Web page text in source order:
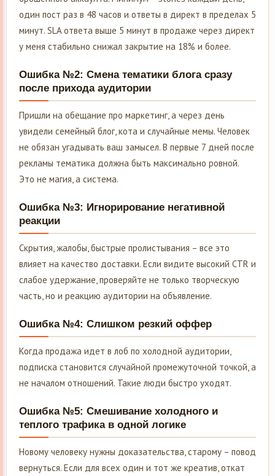
один пост раз в 48 часов и ответы в директ в пределах 5
минут. SLA ответа выше 5 минут в продаже через директ
у меня стабильно снижал закрытие на 18% и более.
Ошибка №2: Смена тематики блога сразу
после прихода аудитории
Пришли на обещание про маркетинг, а через день
увидели семейный блог, кота и случайные мемы. Человек
не обязан угадывать ваш замысел. В первые 7 дней после
рекламы тематика должна быть максимально ровной.
Это не магия, а система.
Ошибка №3: Игнорирование негативной
реакции
Скрытия, жалобы, быстрые пролистывания – все это
влияет на качество доставки. Если видите высокий CTR и
слабое удержание, проверяйте не только творческую
часть, но и реакцию аудитории на объявление.
Ошибка №4: Слишком резкий оффер
Когда продажа идет в лоб по холодной аудитории,
подписка становится случайной промежуточной точкой, а
не началом отношений. Такие люди быстро уходят.
Ошибка №5: Смешивание холодного и
теплого трафика в одной логике
Новому человеку нужны доказательства, старому – повод
вернуться. Если для всех один и тот же креатив, откат